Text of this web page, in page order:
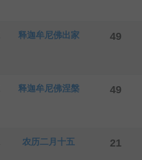
释迦牟尼佛出家 49
释迦牟尼佛涅槃 49
农历二月十五 21